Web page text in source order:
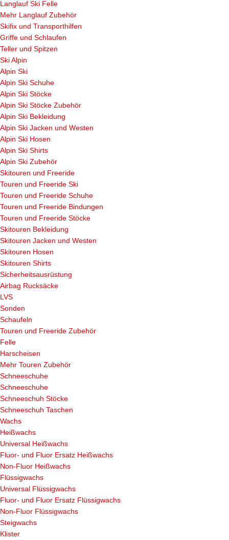
Langlauf Ski Felle
Mehr Langlauf Zubehör
Skifix und Transporthilfen
Griffe und Schlaufen
Teller und Spitzen
Ski Alpin
Alpin Ski
Alpin Ski Schuhe
Alpin Ski Stöcke
Alpin Ski Stöcke Zubehör
Alpin Ski Bekleidung
Alpin Ski Jacken und Westen
Alpin Ski Hosen
Alpin Ski Shirts
Alpin Ski Zubehör
Skitouren und Freeride
Touren und Freeride Ski
Touren und Freeride Schuhe
Touren und Freeride Bindungen
Touren und Freeride Stöcke
Skitouren Bekleidung
Skitouren Jacken und Westen
Skitouren Hosen
Skitouren Shirts
Sicherheitsausrüstung
Airbag Rucksäcke
LVS
Sonden
Schaufeln
Touren und Freeride Zubehör
Felle
Harscheisen
Mehr Touren Zubehör
Schneeschuhe
Schneeschuhe
Schneeschuh Stöcke
Schneeschuh Taschen
Wachs
Heißwachs
Universal Heißwachs
Fluor- und Fluor Ersatz Heißwachs
Non-Fluor Heißwachs
Flüssigwachs
Universal Flüssigwachs
Fluor- und Fluor Ersatz Flüssigwachs
Non-Fluor Flüssigwachs
Steigwachs
Klister